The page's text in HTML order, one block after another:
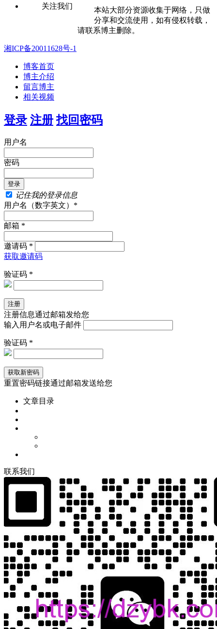
关注我们
本站大部分资源收集于网络，只做
分享和交流使用，如有侵权转载，
请联系博主删除。
湘ICP备20011628号-1
博客首页
博主介绍
留言博主
相关视频
登录 注册 找回密码
用户名
密码
记住我的登录信息
用户名（数字英文）*
邮箱 *
邀请码 *
获取邀请码
验证码 *
注册信息通过邮箱发给您
输入用户名或电子邮件
验证码 *
重置密码链接通过邮箱发送给您
文章目录
联系我们